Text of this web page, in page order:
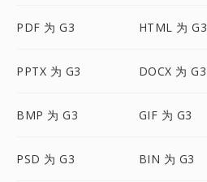
PDF 为 G3 HTML 为 G3
PPTX 为 G3 DOCX 为 G3
BMP 为 G3 GIF 为 G3
PSD 为 G3 BIN 为 G3